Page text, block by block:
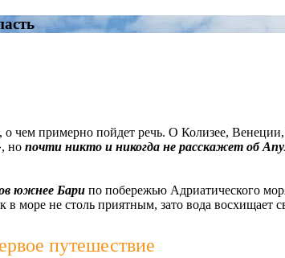
о чем примерно пойдет речь. О Колизее,
но почти никто и никогда не расскажет об
южнее Бари по побережью Адриатического
в море не столь приятным, зато вода
путешествие